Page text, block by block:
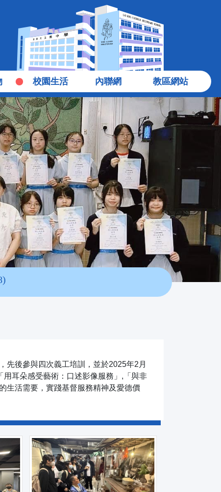
校園生活 內聯網 教區網站
先後參與四次義工培訓，並於2025年2月
耳朵感受藝術：口述影像服務」,「與非
生活需要，實踐基督服務精神及愛德價